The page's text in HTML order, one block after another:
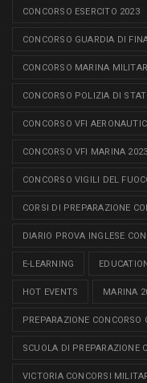
CONCORSO ESERCITO 2023
CONCORSO GUARDIA DI
CONCORSO MARINA
CONCORSO POLIZIA DI
CONCORSO VFI
CONCORSO VFI MARINA 2023
CONCORSO VIGILI DEL
CORSI DI PREPARAZIONE
DIARIO PROVA INGLESE
E-LEARNING
HOT EVENTS MARINA
PREPARAZIONE
SCUOLA DI PREPARAZIONE
VICTORIA CONCORSI